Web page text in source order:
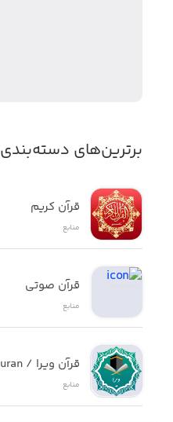
برترین‌های دسته‌بندی
قرآن کریم
منابع
قرآن صوتی
منابع
قرآن ویرا / viraQuran
منابع